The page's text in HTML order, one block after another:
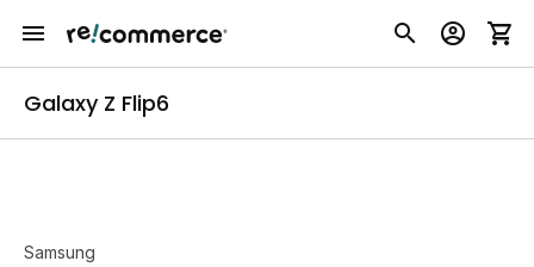
Galaxy Z Flip6
Samsung